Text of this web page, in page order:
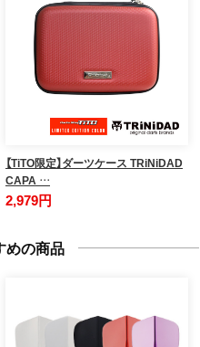
【TiTO限定】ダーツケース TRiNiDAD
CAPA …
2,979円
めの商品